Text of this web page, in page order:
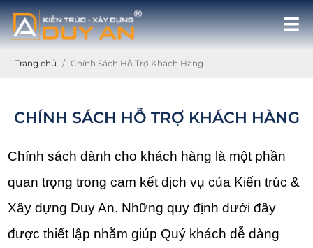
Trang chủ Chính Sách Hỗ Trợ Khách Hàng
CHÍNH SÁCH HỖ TRỢ KHÁCH HÀNG
Chính sách dành cho khách hàng là một phần
quan trọng trong cam kết dịch vụ của Kiến trúc &
Xây dựng Duy An. Những quy định dưới đây
được thiết lập nhằm giúp Quý khách dễ dàng